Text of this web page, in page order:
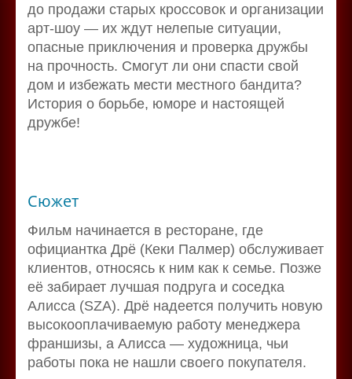
до продажи старых кроссовок и организации
арт-шоу — их ждут нелепые ситуации,
опасные приключения и проверка дружбы
на прочность. Смогут ли они спасти свой
дом и избежать мести местного бандита?
История о борьбе, юморе и настоящей
дружбе!
Сюжет
Фильм начинается в ресторане, где
официантка Дрё (Кеки Палмер) обслуживает
клиентов, относясь к ним как к семье. Позже
её забирает лучшая подруга и соседка
Алисса (SZA). Дрё надеется получить новую
высокооплачиваемую работу менеджера
франшизы, а Алисса — художница, чьи
работы пока не нашли своего покупателя.